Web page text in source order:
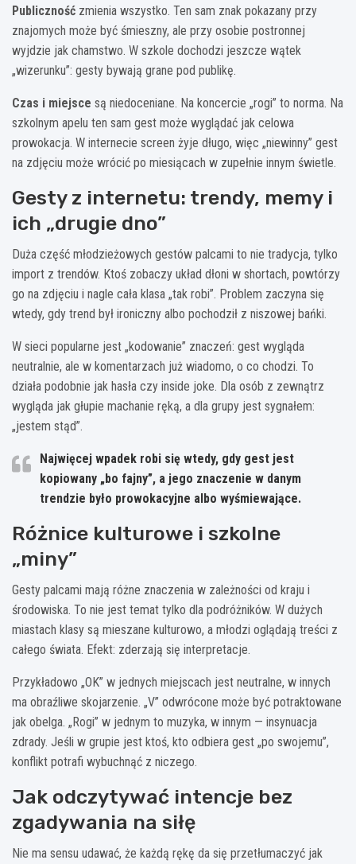
Publiczność zmienia wszystko. Ten sam znak pokazany przy
znajomych może być śmieszny, ale przy osobie postronnej
wyjdzie jak chamstwo. W szkole dochodzi jeszcze wątek
„wizerunku”: gesty bywają grane pod publikę.
Czas i miejsce są niedoceniane. Na koncercie „rogi” to norma. Na
szkolnym apelu ten sam gest może wyglądać jak celowa
prowokacja. W internecie screen żyje długo, więc „niewinny” gest
na zdjęciu może wrócić po miesiącach w zupełnie innym świetle.
Gesty z internetu: trendy, memy i
ich „drugie dno”
Duża część młodzieżowych gestów palcami to nie tradycja, tylko
import z trendów. Ktoś zobaczy układ dłoni w shortach, powtórzy
go na zdjęciu i nagle cała klasa „tak robi”. Problem zaczyna się
wtedy, gdy trend był ironiczny albo pochodził z niszowej bańki.
W sieci popularne jest „kodowanie” znaczeń: gest wygląda
neutralnie, ale w komentarzach już wiadomo, o co chodzi. To
działa podobnie jak hasła czy inside joke. Dla osób z zewnątrz
wygląda jak głupie machanie ręką, a dla grupy jest sygnałem:
„jestem stąd”.
Najwięcej wpadek robi się wtedy, gdy gest jest
kopiowany „bo fajny”, a jego znaczenie w danym
trendzie było prowokacyjne albo wyśmiewające.
Różnice kulturowe i szkolne
„miny”
Gesty palcami mają różne znaczenia w zależności od kraju i
środowiska. To nie jest temat tylko dla podróżników. W dużych
miastach klasy są mieszane kulturowo, a młodzi oglądają treści z
całego świata. Efekt: zderzają się interpretacje.
Przykładowo „OK” w jednych miejscach jest neutralne, w innych
ma obraźliwe skojarzenie. „V” odwrócone może być potraktowane
jak obelga. „Rogi” w jednym to muzyka, w innym — insynuacja
zdrady. Jeśli w grupie jest ktoś, kto odbiera gest „po swojemu”,
konflikt potrafi wybuchnąć z niczego.
Jak odczytywać intencje bez
zgadywania na siłę
Nie ma sensu udawać, że każdą rękę da się przetłumaczyć jak